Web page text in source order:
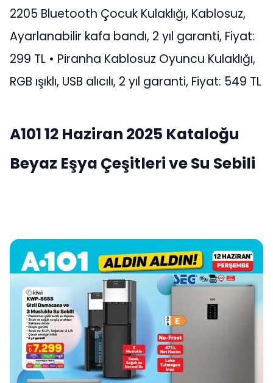
2205 Bluetooth Çocuk Kulaklığı, Kablosuz,
Ayarlanabilir kafa bandı, 2 yıl garanti, Fiyat:
299 TL • Piranha Kablosuz Oyuncu Kulaklığı,
RGB ışıklı, USB alıcılı, 2 yıl garanti, Fiyat: 549 TL
A101 12 Haziran 2025 Kataloğu
Beyaz Eşya Çeşitleri ve Su Sebili